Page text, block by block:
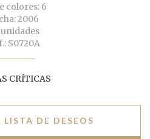
colores: 6
2006
S0720A
CRÍTICAS
DE DESEOS